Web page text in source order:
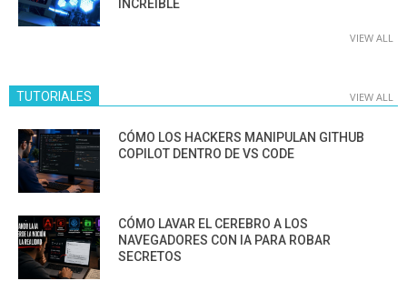
INCREÍBLE
VIEW ALL
TUTORIALES VIEW ALL
CÓMO LOS HACKERS MANIPULAN GITHUB
COPILOT DENTRO DE VS CODE
CÓMO LAVAR EL CEREBRO A LOS
NAVEGADORES CON IA PARA ROBAR
SECRETOS